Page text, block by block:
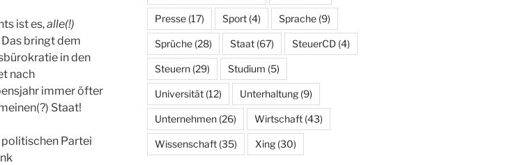
ist es,alle(!)
bringt dem
in den
nach
immer öfter
Staat!
politischen Partei
Presse(17) Sport(4) Sprache(9)
Sprüche(28) Staat(67) SteuerCD(4)
Steuern(29) Studium (5)
Universität(12) Unterhaltung(9)
Unternehmen(26) Wirtschaft(43)
Wissenschaft(35) Xing(30)